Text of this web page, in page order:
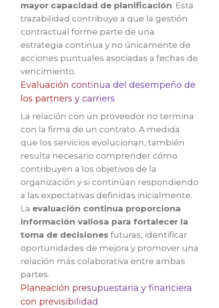
mayor capacidad de planificación. Esta
trazabilidad contribuye a que la gestión
contractual forme parte de una
estrategia continua y no únicamente de
acciones puntuales asociadas a fechas de
vencimiento.
Evaluación continua del desempeño de
los partners y carriers
La relación con un proveedor no termina
con la firma de un contrato. A medida
que los servicios evolucionan, también
resulta necesario comprender cómo
contribuyen a los objetivos de la
organización y si continúan respondiendo
a las expectativas definidas inicialmente.
La evaluación continua proporciona
información valiosa para fortalecer la
toma de decisiones futuras, identificar
oportunidades de mejora y promover una
relación más colaborativa entre ambas
partes.
Planeación presupuestaria y financiera
con previsibilidad